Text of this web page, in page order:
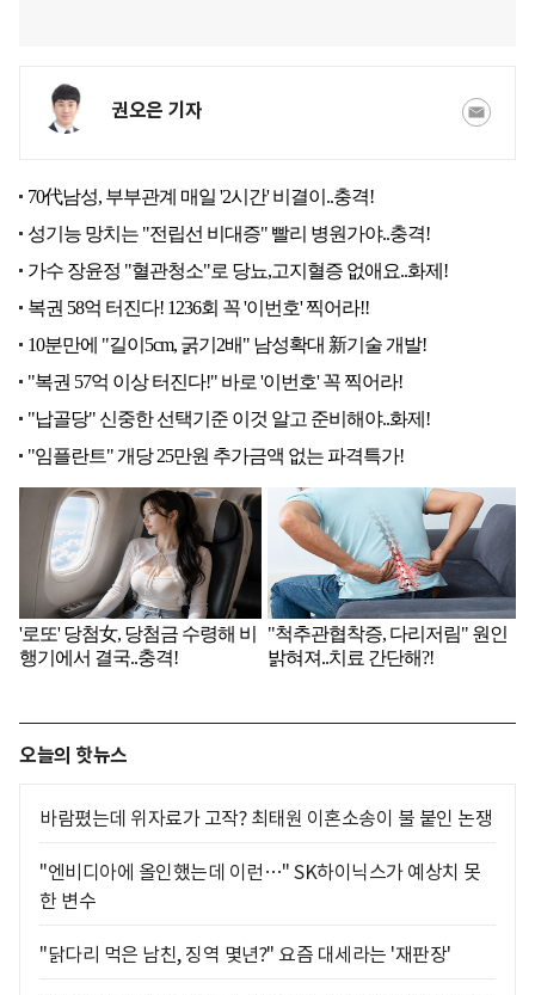
권오은 기자
오늘의 핫뉴스
바람폈는데 위자료가 고작? 최태원 이혼소송이 불 붙인 논쟁
"엔비디아에 올인했는데 이런…" SK하이닉스가 예상치 못
한 변수
"닭다리 먹은 남친, 징역 몇년?" 요즘 대세라는 '재판장'